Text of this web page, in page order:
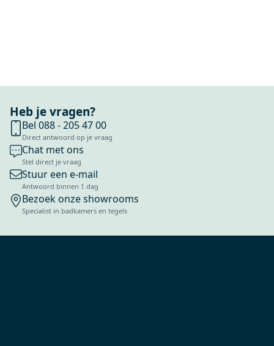
Heb je vragen?
Bel 088 - 205 47 00
Direct antwoord op je vraag
Chat met ons
Stel direct je vraag
Stuur een e-mail
Antwoord binnen 1 dag
Bezoek onze showrooms
Specialist in badkamers en tegels